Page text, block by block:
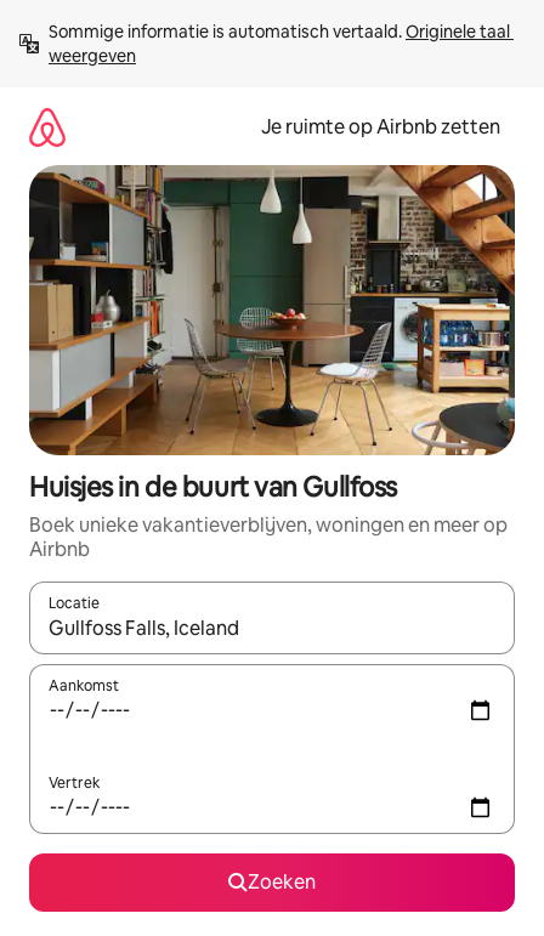
direct
naar
Sommige informatie is automatisch vertaald. Originele taal
weergeven
Je ruimte op Airbnb zetten
Huisjes in de buurt van Gullfoss
Boek unieke vakantieverblijven, woningen en meer op
Airbnb
Locatie
Wanneer er suggesties beschikbaar zijn, maak je een keuze
Aankomst
Vertrek
Zoeken